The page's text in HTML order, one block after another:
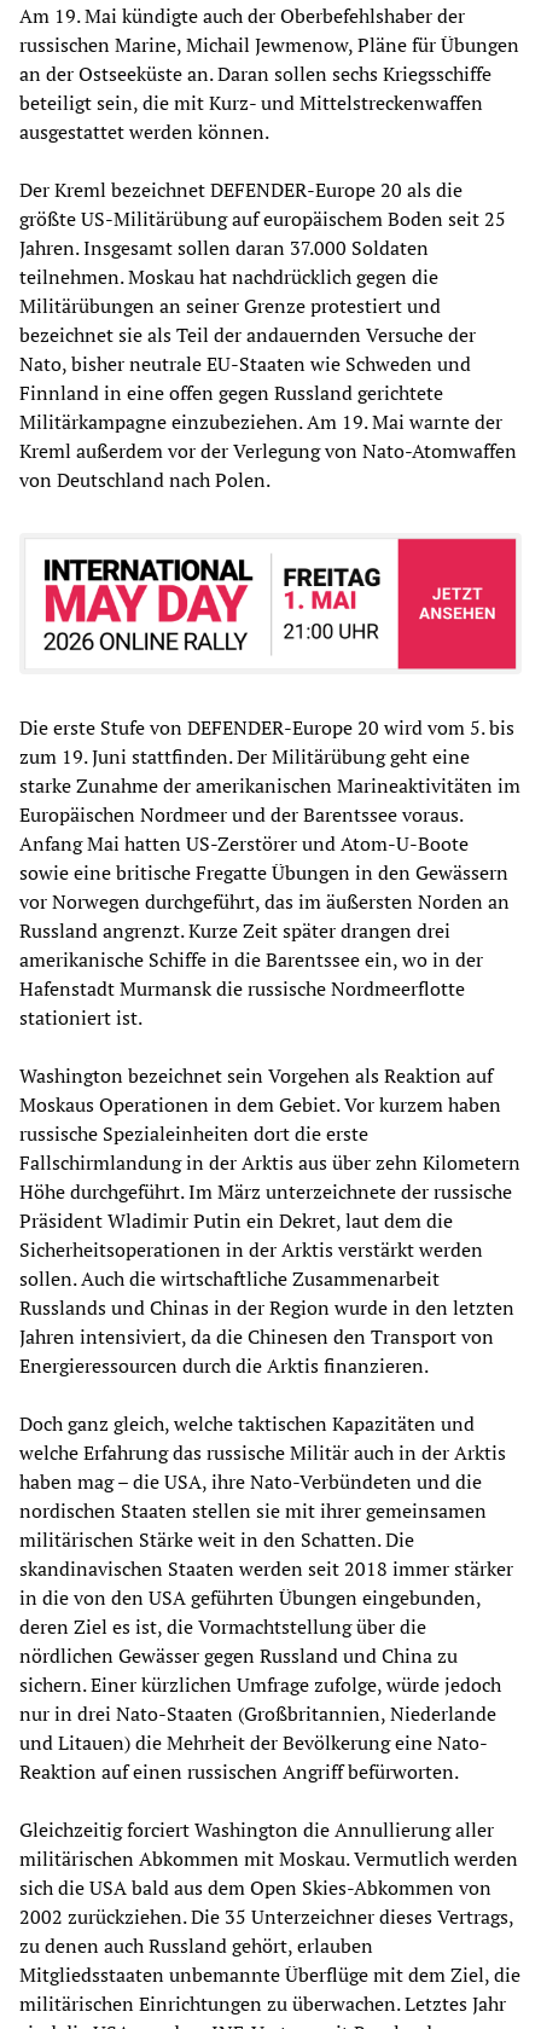
Am 19. Mai kündigte auch der Oberbefehlshaber der
russischen Marine, Michail Jewmenow, Pläne für Übungen
an der Ostseeküste an. Daran sollen sechs Kriegsschiffe
beteiligt sein, die mit Kurz- und Mittelstreckenwaffen
ausgestattet werden können.
Der Kreml bezeichnet DEFENDER-Europe 20 als die
größte US-Militärübung auf europäischem Boden seit 25
Jahren. Insgesamt sollen daran 37.000 Soldaten
teilnehmen. Moskau hat nachdrücklich gegen die
Militärübungen an seiner Grenze protestiert und
bezeichnet sie als Teil der andauernden Versuche der
Nato, bisher neutrale EU-Staaten wie Schweden und
Finnland in eine offen gegen Russland gerichtete
Militärkampagne einzubeziehen. Am 19. Mai warnte der
Kreml außerdem vor der Verlegung von Nato-Atomwaffen
von Deutschland nach Polen.
Die erste Stufe von DEFENDER-Europe 20 wird vom 5. bis
zum 19. Juni stattfinden. Der Militärübung geht eine
starke Zunahme der amerikanischen Marineaktivitäten im
Europäischen Nordmeer und der Barentssee voraus.
Anfang Mai hatten US-Zerstörer und Atom-U-Boote
sowie eine britische Fregatte Übungen in den Gewässern
vor Norwegen durchgeführt, das im äußersten Norden an
Russland angrenzt. Kurze Zeit später drangen drei
amerikanische Schiffe in die Barentssee ein, wo in der
Hafenstadt Murmansk die russische Nordmeerflotte
stationiert ist.
Washington bezeichnet sein Vorgehen als Reaktion auf
Moskaus Operationen in dem Gebiet. Vor kurzem haben
russische Spezialeinheiten dort die erste
Fallschirmlandung in der Arktis aus über zehn Kilometern
Höhe durchgeführt. Im März unterzeichnete der russische
Präsident Wladimir Putin ein Dekret, laut dem die
Sicherheitsoperationen in der Arktis verstärkt werden
sollen. Auch die wirtschaftliche Zusammenarbeit
Russlands und Chinas in der Region wurde in den letzten
Jahren intensiviert, da die Chinesen den Transport von
Energieressourcen durch die Arktis finanzieren.
Doch ganz gleich, welche taktischen Kapazitäten und
welche Erfahrung das russische Militär auch in der Arktis
haben mag – die USA, ihre Nato-Verbündeten und die
nordischen Staaten stellen sie mit ihrer gemeinsamen
militärischen Stärke weit in den Schatten. Die
skandinavischen Staaten werden seit 2018 immer stärker
in die von den USA geführten Übungen eingebunden,
deren Ziel es ist, die Vormachtstellung über die
nördlichen Gewässer gegen Russland und China zu
sichern. Einer kürzlichen Umfrage zufolge, würde jedoch
nur in drei Nato-Staaten (Großbritannien, Niederlande
und Litauen) die Mehrheit der Bevölkerung eine Nato-
Reaktion auf einen russischen Angriff befürworten.
Gleichzeitig forciert Washington die Annullierung aller
militärischen Abkommen mit Moskau. Vermutlich werden
sich die USA bald aus dem Open Skies-Abkommen von
2002 zurückziehen. Die 35 Unterzeichner dieses Vertrags,
zu denen auch Russland gehört, erlauben
Mitgliedsstaaten unbemannte Überflüge mit dem Ziel, die
militärischen Einrichtungen zu überwachen. Letztes Jahr